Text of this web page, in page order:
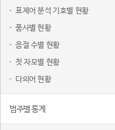
표제어 분석 기호별 현황
품사별 현황
음절 수별 현황
첫 자모별 현황
다의어 현황
범주별 통계